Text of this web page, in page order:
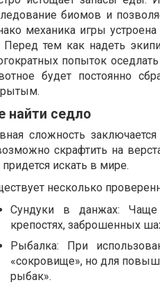
биомов и
механика игры устроена
Перед тем как надеть
попыток
будет постоянно
найти седло
сложность
скрафтить на
придется искать в мире.
несколько
Сундуки в данжах: Чаще
крепостях, заброшенных
Рыбалка: При
«сокровище», но для
рыбак».